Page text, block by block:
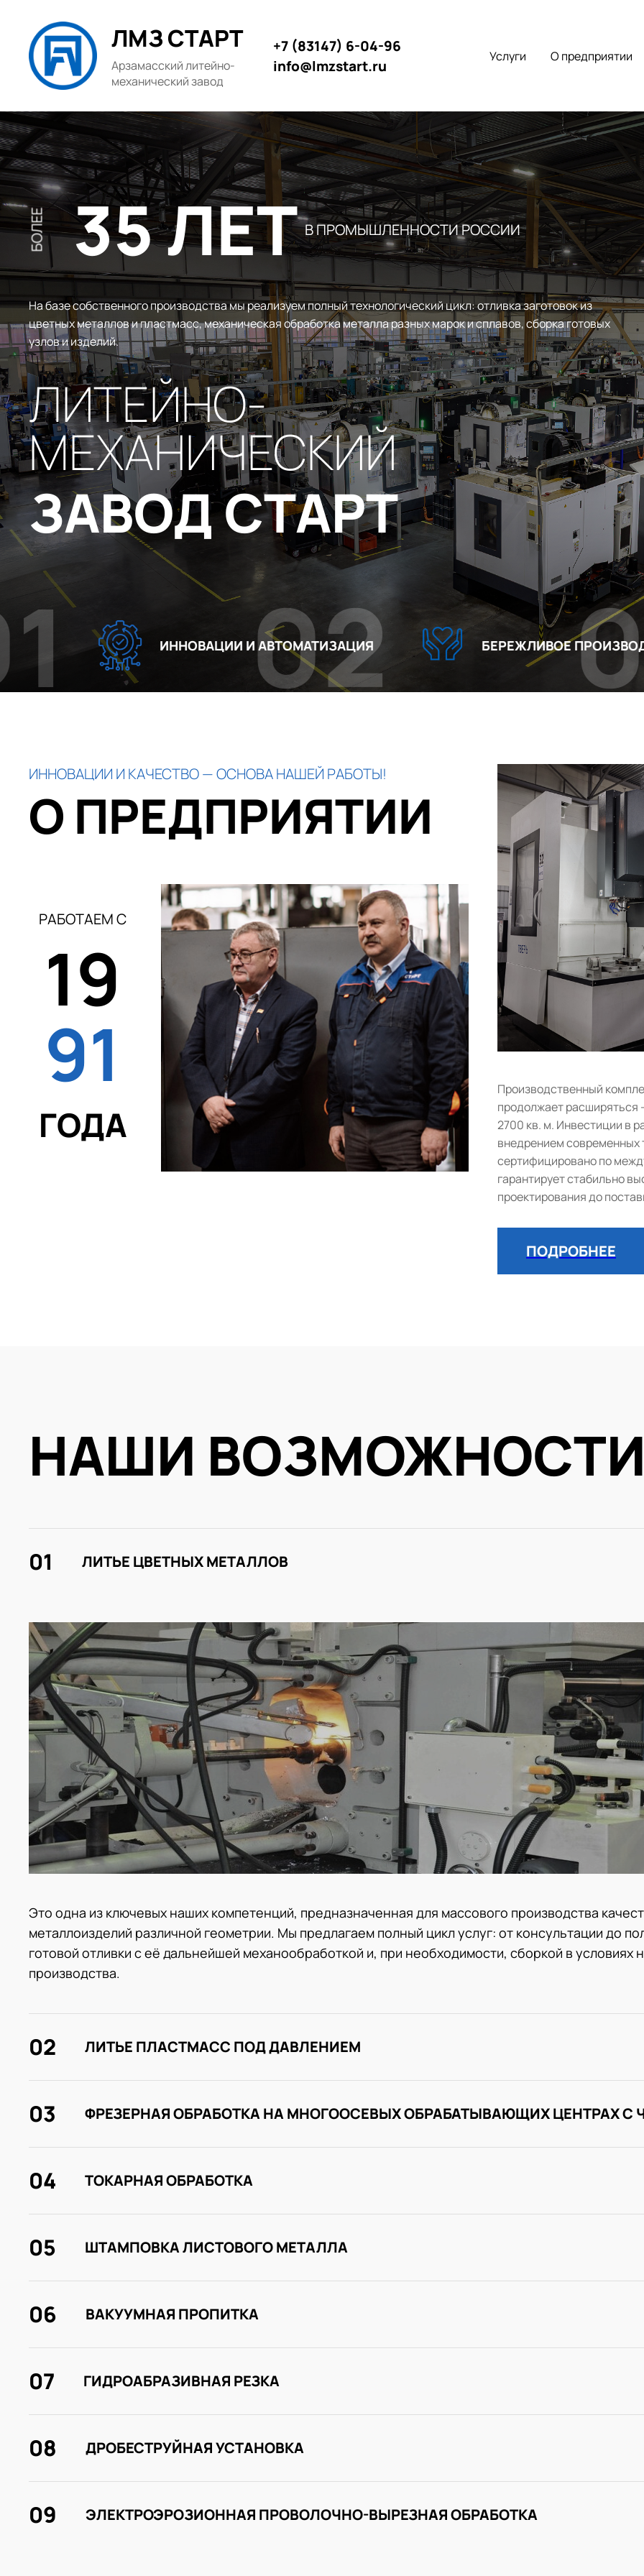
ЛМЗ СТАРТ
Арзамасский литейно-
механический завод
Услуги О предприятии
+7 (83147) 6-04-96
info@lmzstart.ru
БОЛЕЕ 35 ЛЕТ В ПРОМЫШЛЕННОСТИ РОССИИ
На базе собственного производства мы реализуем полный технологический цикл: отливка заготовок из
цветных металлов и пластмасс, механическая обработка металла разных марок и сплавов, сборка готовых
узлов и изделий.
ЛИТЕЙНО-
МЕХАНИЧЕСКИЙ
ЗАВОД СТАРТ
ИННОВАЦИИ И АВТОМАТИЗАЦИЯ
02 БЕРЕЖЛИВОЕ ПРОИЗВОДСТВО
03
ИННОВАЦИИ И КАЧЕСТВО — ОСНОВА НАШЕЙ РАБОТЫ!
О ПРЕДПРИЯТИИ
РАБОТАЕМ С
19
91
ГОДА
Производственный
продолжает расширяться
2700 кв. м. Инвестиции в
внедрением современных
сертифицировано по
гарантирует стабильно
проектирования до
ПОДРОБНЕЕ
НАШИ
ЛИТЬЕ ЦВЕТНЫХ МЕТАЛЛОВ
01
Это одна из ключевых наших компетенций, предназначенная для массового производства
металлоизделий различной геометрии. Мы предлагаем полный цикл услуг: от консультации до
готовой отливки с её дальнейшей механообработкой и, при необходимости, сборкой в условиях
производства.
ЛИТЬЕ ПЛАСТМАСС ПОД ДАВЛЕНИЕМ
02
ФРЕЗЕРНАЯ ОБРАБОТКА НА МНОГООСЕВЫХ ОБРАБАТЫВАЮЩИХ ЦЕНТРАХ С
03
ТОКАРНАЯ ОБРАБОТКА
04
ШТАМПОВКА ЛИСТОВОГО МЕТАЛЛА
05
ВАКУУМНАЯ ПРОПИТКА
06
ГИДРОАБРАЗИВНАЯ РЕЗКА
07
ДРОБЕСТРУЙНАЯ УСТАНОВКА
08
ЭЛЕКТРОЭРОЗИОННАЯ ПРОВОЛОЧНО-ВЫРЕЗНАЯ ОБРАБОТКА
09